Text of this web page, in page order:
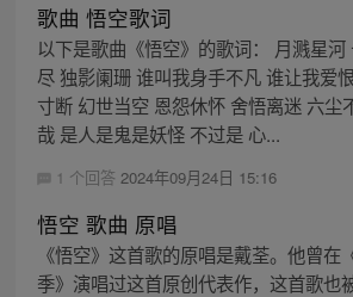
歌曲 悟空歌词
以下是歌曲《悟空》的歌词： 月溅星
尽 独影阑珊 谁叫我身手不凡 谁让我爱
寸断 幻世当空 恩怨休怀 舍悟离迷 六尘
哉 是人是鬼是妖怪 不过是 心...
1 个回答 2024年09月24日 15:16
悟空 歌曲 原唱
《悟空》这首歌的原唱是戴荃。他曾在
季》演唱过这首原创代表作，这首歌也